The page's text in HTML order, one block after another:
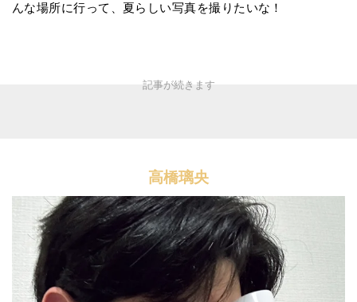
んな場所に行って、夏らしい写真を撮りたいな！
高橋璃央